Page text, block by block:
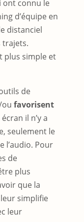
ont connu le
d’équipe en
distanciel
plus simple et
de
favorisent
il n’y a
seulement le
l’audio. Pour
de
plus
que la
simplifie
leur